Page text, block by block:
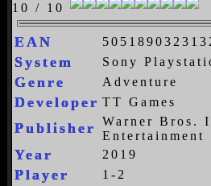
10 / 10
EAN
System Sony
Genre Adventure
Developer TT Games
Publisher
Warner Bros.
Entertainment
Year 2019
Player 1-2